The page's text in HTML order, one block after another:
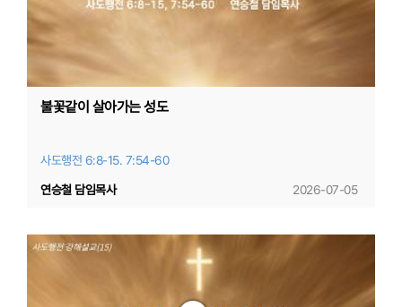
불꽃같이 살아가는 성도
사도행전 6:8-15. 7:54-60
2026-07-05
연승철 담임목사